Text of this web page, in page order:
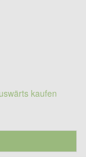
kaufen